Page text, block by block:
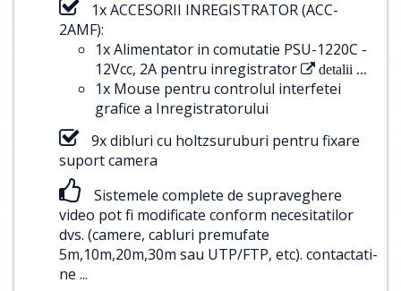
1x ACCESORII INREGISTRATOR (ACC-
2AMF):
1x Alimentator in comutatie PSU-1220C -
12Vcc, 2A pentru inregistrator
detalii ...
1x Mouse pentru controlul interfetei
grafice a Inregistratorului
9x dibluri cu holtzsuruburi pentru fixare
suport camera
Sistemele complete de supraveghere
video pot fi modificate conform necesitatilor
dvs. (camere, cabluri premufate
5m,10m,20m,30m sau UTP/FTP, etc). contactati-
ne ...